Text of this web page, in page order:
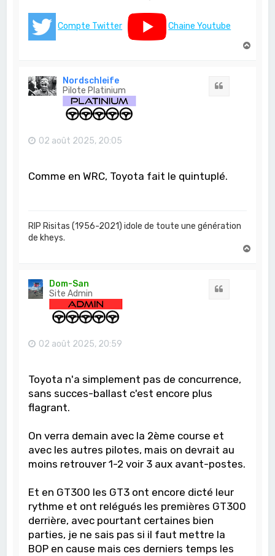
Compte Twitter
Chaine Youtube
Nordschleife
Pilote Platinium
02 août 2025, 20:05
Comme en WRC, Toyota fait le quintuplé.
RIP Risitas (1956-2021) idole de toute une génération
de kheys.
Dom-San
Site Admin
02 août 2025, 20:59
Toyota n'a simplement pas de concurrence,
sans succes-ballast c'est encore plus
flagrant.
On verra demain avec la 2ème course et
avec les autres pilotes, mais on devrait au
moins retrouver 1-2 voir 3 aux avant-postes.
Et en GT300 les GT3 ont encore dicté leur
rythme et ont relégués les premières GT300
derrière, avec pourtant certaines bien
parties, je ne sais pas si il faut mettre la
BOP en cause mais ces derniers temps les